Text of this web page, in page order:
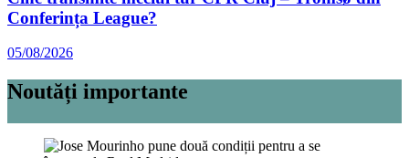
Conferința League?
05/08/2026
Noutăți importante